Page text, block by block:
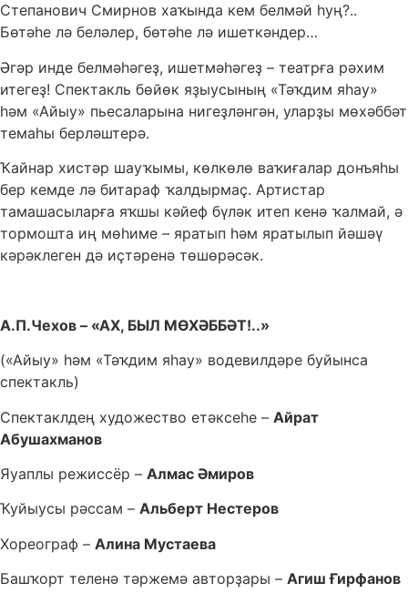
Степанович Смирнов хаҡында кем белмәй һуң?..
Бөтәһе лә беләлер, бөтәһе лә ишеткәндер…
Әгәр инде белмәһәгеҙ, ишетмәһәгеҙ – театрға рәхим
итегеҙ! Спектакль бөйөк яҙыусының «Тәҡдим яһау»
һәм «Айыу» пьесаларына нигеҙләнгән, уларҙы мөхәббәт
темаһы берләштерә.
Ҡайнар хистәр шауҡымы, көлкөлө ваҡиғалар донъяһы
бер кемде лә битараф ҡалдырмаҫ. Артистар
тамашасыларға яҡшы кәйеф бүләк итеп кенә ҡалмай, ә
тормошта иң мөһиме – яратып һәм яратылып йәшәү
кәрәклеген дә иҫтәренә төшөрәсәк.
А.П.Чехов – «АХ, БЫЛ МӨХӘББӘТ!..»
(«Айыу» һәм «Тәҡдим яһау» водевилдәре буйынса
спектакль)
Спектаклдең художество етәксеһе – Айрат
Абушахманов
Яуаплы режиссёр – Алмас Әмиров
Ҡуйыусы рәссам – Альберт Нестеров
Хореограф – Алина Мустаева
Башҡорт теленә тәржемә авторҙары – Агиш Ғирфанов